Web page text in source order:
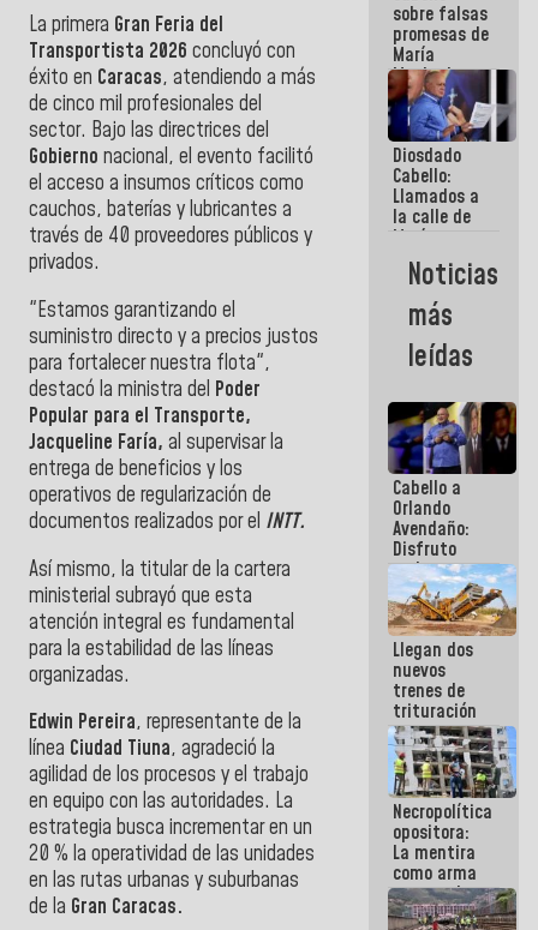
La primera Gran Feria del
Transportista 2026 concluyó con
éxito en Caracas, atendiendo a más
de cinco mil profesionales del
sector. Bajo las directrices del
Gobierno nacional, el evento facilitó
el acceso a insumos críticos como
cauchos, baterías y lubricantes a
través de 40 proveedores públicos y
privados.
"Estamos garantizando el
suministro directo y a precios justos
para fortalecer nuestra flota",
destacó la ministra del Poder
Popular para el Transporte,
Jacqueline Faría, al supervisar la
entrega de beneficios y los
operativos de regularización de
documentos realizados por el INTT.
Así mismo, la titular de la cartera
ministerial subrayó que esta
atención integral es fundamental
para la estabilidad de las líneas
organizadas.
Edwin Pereira, representante de la
línea Ciudad Tiuna, agradeció la
agilidad de los procesos y el trabajo
en equipo con las autoridades. La
estrategia busca incrementar en un
20 % la operatividad de las unidades
en las rutas urbanas y suburbanas
de la Gran Caracas.
Venezuela
sobre falsas
promesas de
María
Machado:
¿Quién le
puede creer?
¿Y la gente
que ella iba
a salvar en
La Guaira?
Diosdado
Cabello:
Llamados a
la calle de
María
Machado se
estrellaron
de frente
contra el
Pueblo
Noticias
más
leídas
Cabello a
Orlando
Avendaño:
Disfruto
cada vez
que escribes
porque lo
que haces
es
embarrarla
Llegan dos
nuevos
trenes de
trituración
para
optimizar
manejo de
escombros
en La Guaira
Necropolítica
opositora:
La mentira
como arma
contra el
Pueblo